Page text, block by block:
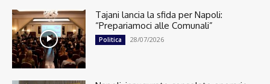
Tajani lancia la sfida per Napoli:
“Prepariamoci alle Comunali”
Politica 28/07/2026